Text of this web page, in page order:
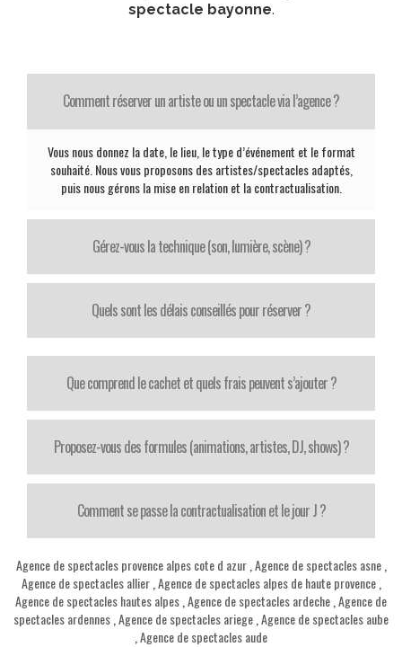
spectacle bayonne.
Comment réserver un artiste ou un spectacle via l’agence ?
Vous nous donnez la date, le lieu, le type d’événement et le format
souhaité. Nous vous proposons des artistes/spectacles adaptés,
puis nous gérons la mise en relation et la contractualisation.
Gérez-vous la technique (son, lumière, scène) ?
Quels sont les délais conseillés pour réserver ?
Que comprend le cachet et quels frais peuvent s’ajouter ?
Proposez-vous des formules (animations, artistes, DJ, shows) ?
Comment se passe la contractualisation et le jour J ?
Agence de spectacles provence alpes cote d azur, Agence de spectacles asne,
Agence de spectacles allier, Agence de spectacles alpes de haute provence,
Agence de spectacles hautes alpes Agence de spectacles ardeche Agence de
spectacles ardennes Agence de spectacles ariege Agence de spectacles aube
Agence de spectacles aude